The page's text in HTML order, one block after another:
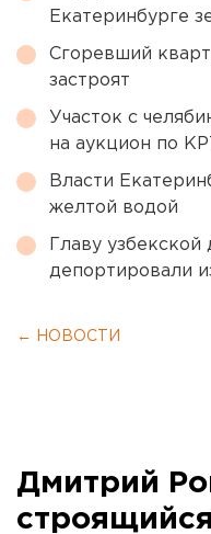
Екатеринбурге
Сгоревший
застроят
Участок с
на аукцион по
Власти
желтой водой
Главу
депортировали
← НОВОСТИ
Дмитрий